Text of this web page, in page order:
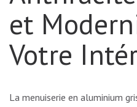
et
Votre
La menuiserie en aluminium